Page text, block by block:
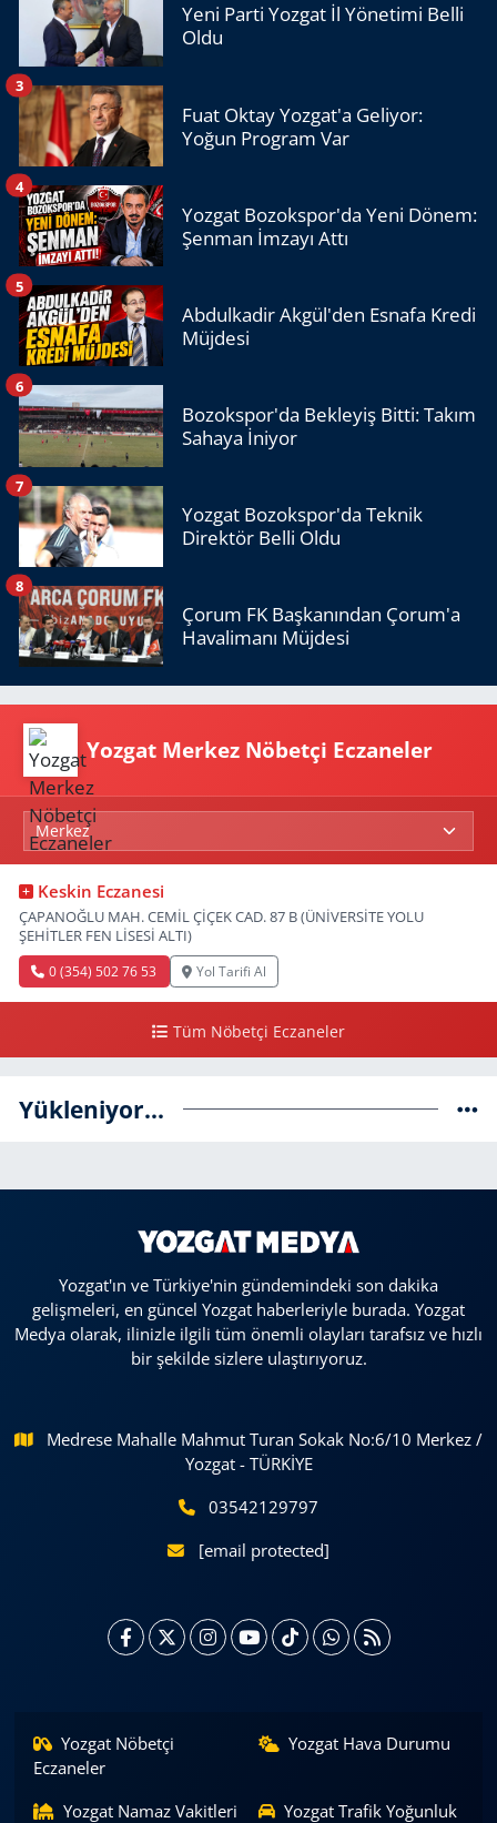
Yeni Parti Yozgat İl Yönetimi Belli
Oldu
Fuat Oktay Yozgat'a Geliyor:
Yoğun Program Var
3
Yozgat Bozokspor'da Yeni Dönem:
Şenman İmzayı Attı
4
Abdulkadir Akgül'den Esnafa Kredi
Müjdesi
5
Bozokspor'da Bekleyiş Bitti: Takım
Sahaya İniyor
6
Yozgat Bozokspor'da Teknik
Direktör Belli Oldu
7
Çorum FK Başkanından Çorum'a
Havalimanı Müjdesi
8
Yozgat Merkez Nöbetçi Eczaneler
Keskin Eczanesi
ÇAPANOĞLU MAH. CEMİL ÇİÇEK CAD. 87 B (ÜNİVERSİTE YOLU
ŞEHİTLER FEN LİSESİ ALTI)
0 (354) 502 76 53 Yol Tarifi Al
Tüm Nöbetçi Eczaneler
Yükleniyor...
Yozgat'ın ve Türkiye'nin gündemindeki son dakika
gelişmeleri, en güncel Yozgat haberleriyle burada. Yozgat
Medya olarak, ilinizle ilgili tüm önemli olayları tarafsız ve hızlı
bir şekilde sizlere ulaştırıyoruz.
Medrese Mahalle Mahmut Turan Sokak No:6/10 Merkez /
Yozgat - TÜRKİYE
03542129797
[email protected]
Yozgat Nöbetçi
Eczaneler
Yozgat Hava Durumu
Yozgat Namaz Vakitleri
Yozgat Trafik Yoğunluk